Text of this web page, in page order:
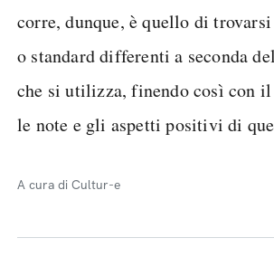
corre, dunque, è quello di
o standard differenti a seconda
che si utilizza, finendo così con
le note e gli aspetti positivi di
A cura di Cultur-e